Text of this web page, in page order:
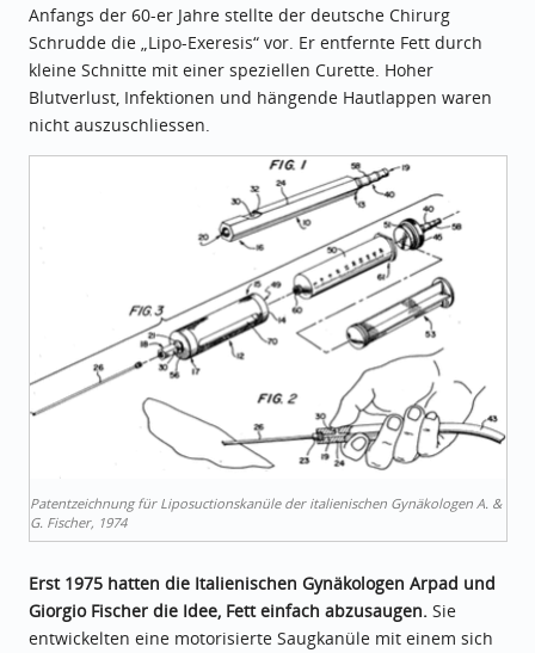
Anfangs der 60-er Jahre stellte der deutsche Chirurg
Schrudde die „Lipo-Exeresis“ vor. Er entfernte Fett durch
kleine Schnitte mit einer speziellen Curette. Hoher
Blutverlust, Infektionen und hängende Hautlappen waren
nicht auszuschliessen.
Patentzeichnung für Liposuctionskanüle der italienischen Gynäkologen A. &
G. Fischer, 1974
Erst 1975 hatten die Italienischen Gynäkologen Arpad und
Giorgio Fischer die Idee, Fett einfach abzusaugen.Sie
entwickelten eine motorisierte Saugkanüle mit einem sich